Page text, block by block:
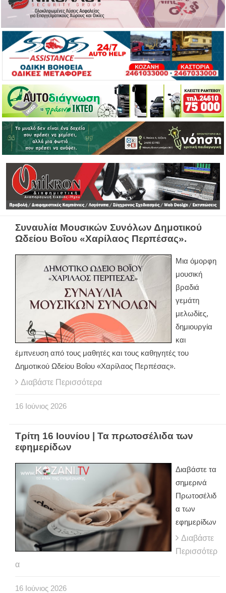
Συναυλία Μουσικών Συνόλων Δημοτικού
Ωδείου Βοΐου «Χαρίλαος Περπέσας».
Μια όμορφη
μουσική
βραδιά
γεμάτη
μελωδίες,
δημιουργία
και
έμπνευση από τους μαθητές και τους καθηγητές του
Δημοτικού Ωδείου Βοΐου «Χαρίλαος Περπέσας».
Διαβάστε Περισσότερα
16 Ιούνιος 2026
Τρίτη 16 Ιουνίου | Τα πρωτοσέλιδα των
εφημερίδων
Διαβάστε τα
σημερινά
Πρωτοσέλιδ
α των
εφημερίδων
Διαβάστε
Περισσότερ
α
16 Ιούνιος 2026